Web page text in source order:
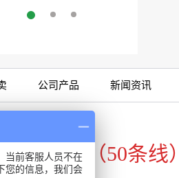
公司产品 新闻资讯
（50条线）
当前客服人员不在
您的信息，我们会